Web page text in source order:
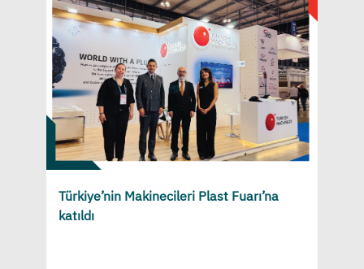
Türkiye’nin Makinecileri Plast Fuarı’na
katıldı